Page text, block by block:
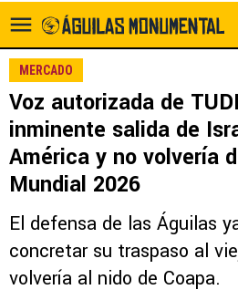
MERCADO
Voz autorizada de
inminente salida de
América y no volvería
Mundial 2026
El defensa de las Águilas
concretar su traspaso al
volvería al nido de Coapa.